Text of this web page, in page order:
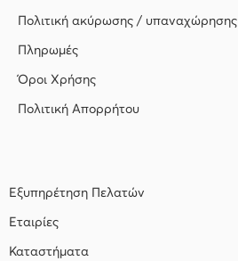
Πολιτική ακύρωσης / υπαναχώρησης
Πληρωμές
Όροι Χρήσης
Πολιτική Απορρήτου
Εξυπηρέτηση Πελατών
Εταιρίες
Καταστήματα